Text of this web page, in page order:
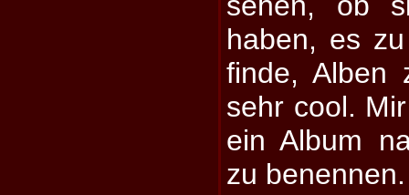
haben, es
finde, Alben
sehr cool.
ein Album
zu benennen.